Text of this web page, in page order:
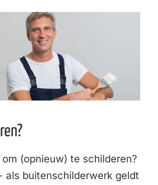
(opnieuw) te schilderen?
als buitenschilderwerk geldt